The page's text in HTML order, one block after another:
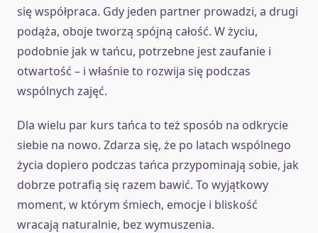
się współpraca. Gdy jeden partner prowadzi, a drugi
podąża, oboje tworzą spójną całość. W życiu,
podobnie jak w tańcu, potrzebne jest zaufanie i
otwartość – i właśnie to rozwija się podczas
wspólnych zajęć.
Dla wielu par kurs tańca to też sposób na odkrycie
siebie na nowo. Zdarza się, że po latach wspólnego
życia dopiero podczas tańca przypominają sobie, jak
dobrze potrafią się razem bawić. To wyjątkowy
moment, w którym śmiech, emocje i bliskość
wracają naturalnie, bez wymuszenia.